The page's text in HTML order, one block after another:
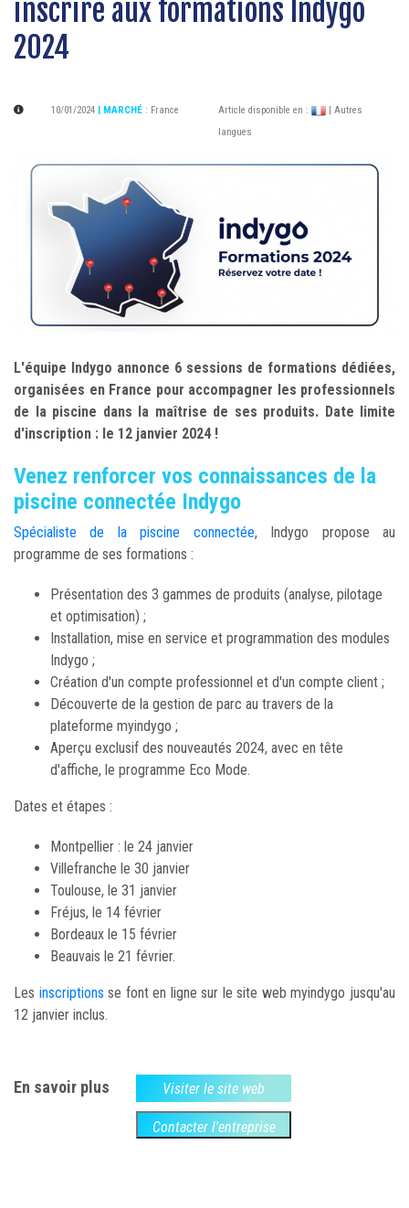
inscrire aux formations Indygo
2024
10/01/2024 | MARCHÉ : France Article disponible en :
| Autres
langues
L'équipe Indygo annonce 6 sessions de formations dédiées,
organisées en France pour accompagner les professionnels
de la piscine dans la maîtrise de ses produits. Date limite
d'inscription : le 12 janvier 2024 !
Venez renforcer vos connaissances de la
piscine connectée Indygo
Spécialiste de la piscine connectée, Indygo propose au
programme de ses formations :
Présentation des 3 gammes de produits (analyse, pilotage
et optimisation) ;
Installation, mise en service et programmation des modules
Indygo ;
Création d'un compte professionnel et d'un compte client ;
Découverte de la gestion de parc au travers de la
plateforme myindygo ;
Aperçu exclusif des nouveautés 2024, avec en tête
d'affiche, le programme Eco Mode.
Dates et étapes :
Montpellier : le 24 janvier
Villefranche le 30 janvier
Toulouse, le 31 janvier
Fréjus, le 14 février
Bordeaux le 15 février
Beauvais le 21 février.
Les inscriptions se font en ligne sur le site web myindygo jusqu'au
12 janvier inclus.
En savoir plus Visiter le site web
Contacter l'entreprise